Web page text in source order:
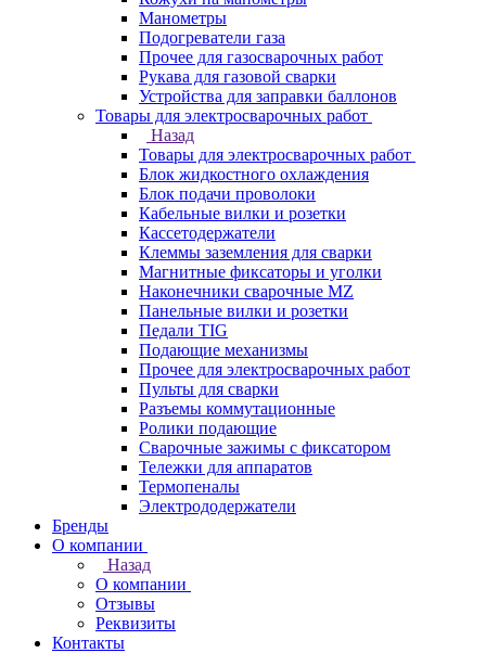
Манометры
Подогреватели газа
Прочее для газосварочных работ
Рукава для газовой сварки
Устройства для заправки баллонов
Товары для электросварочных работ
Назад
Товары для электросварочных работ
Блок жидкостного охлаждения
Блок подачи проволоки
Кабельные вилки и розетки
Кассетодержатели
Клеммы заземления для сварки
Магнитные фиксаторы и уголки
Наконечники сварочные MZ
Панельные вилки и розетки
Педали TIG
Подающие механизмы
Прочее для электросварочных работ
Пульты для сварки
Разъемы коммутационные
Ролики подающие
Сварочные зажимы с фиксатором
Тележки для аппаратов
Термопеналы
Электрододержатели
Бренды
О компании
Назад
О компании
Отзывы
Реквизиты
Контакты